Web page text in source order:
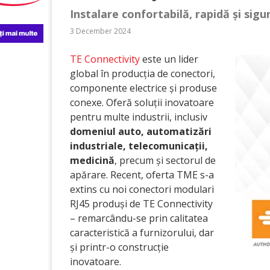
Instalare confortabilă, rapidă și
3 December 2024
TE Connectivityeste un lider
global în producția de conectori,
componente electrice și produse
conexe. Oferă soluții inovatoare
pentru multe industrii, inclusiv
domeniul auto, automatizări
industriale, telecomunicații,
medicină, precum și sectorul de
apărare. Recent, oferta TME s-a
extins cu noi conectori modulari
RJ45 produși de TE Connectivity
– remarcându-se prin calitatea
caracteristică a furnizorului, dar
și printr-o construcție
inovatoare.